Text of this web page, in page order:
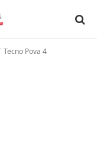
Tecno Pova 4